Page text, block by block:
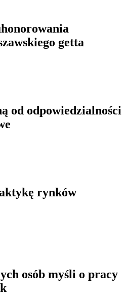
getta
od odpowiedzialności
rynków
osób myśli o pracy